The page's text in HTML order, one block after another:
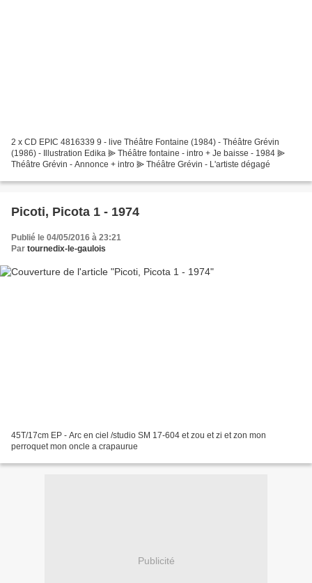
2 x CD EPIC 4816339 9 - live Théâtre Fontaine (1984) - Théâtre Grévin
(1986) - Illustration Edika ⫸ Théâtre fontaine - intro + Je baisse - 1984 ⫸
Théâtre Grévin - Annonce + intro ⫸ Théâtre Grévin - L'artiste dégagé
Picoti, Picota 1 - 1974
Publié le 04/05/2016 à 23:21
Par tournedix-le-gaulois
45T/17cm EP - Arc en ciel /studio SM 17-604 et zou et zi et zon mon
perroquet mon oncle a crapaurue
Publicité